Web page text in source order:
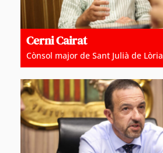
Cerni Cairat
Cònsol major de Sant Julià de Lòria